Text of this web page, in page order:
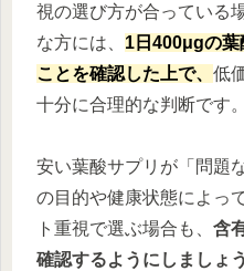
視の選び方が合っている
な方には、 1日400μgの葉
ことを確認した上で、 低
十分に合理的な判断です。
安い葉酸サプリが「問題
の目的や健康状態によっ
ト重視で選ぶ場合も、 含
確認するようにしましょう